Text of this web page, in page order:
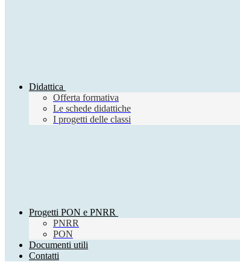
Didattica
Offerta formativa
Le schede didattiche
I progetti delle classi
Progetti PON e PNRR
PNRR
PON
Documenti utili
Contatti